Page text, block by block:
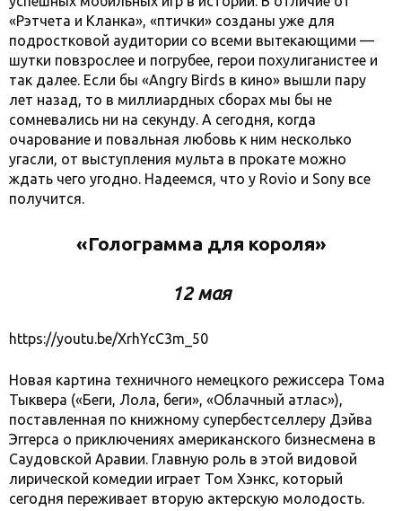
«Рэтчета и Кланка», «птички» созданы уже для
подростковой аудитории со всеми вытекающими —
шутки повзрослее и погрубее, герои похулиганистее и
так далее. Если бы «Angry Birds в кино» вышли пару
лет назад, то в миллиардных сборах мы бы не
сомневались ни на секунду. А сегодня, когда
очарование и повальная любовь к ним несколько
угасли, от выступления мульта в прокате можно
ждать чего угодно. Надеемся, что у Rovio и Sony все
получится.
«Голограмма для короля»
12 мая
https://youtu.be/XrhYcC3m_50
Новая картина техничного немецкого режиссера Тома
Тыквера («Беги, Лола, беги», «Облачный атлас»),
поставленная по книжному супербестселлеру Дэйва
Эггерса о приключениях американского бизнесмена в
Саудовской Аравии. Главную роль в этой видовой
лирической комедии играет Том Хэнкс, который
сегодня переживает вторую актерскую молодость.